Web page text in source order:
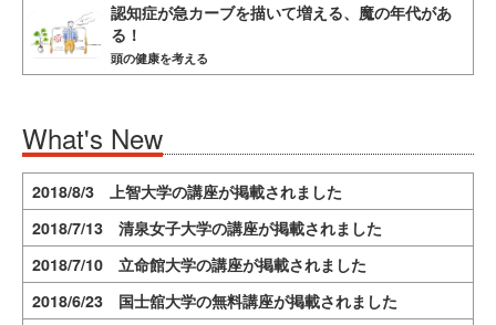
認知症が急カーブを描いて増える、魔の年代があ
る！
頭の健康を考える
What's New
2018/8/3 上智大学の講座が掲載されました
2018/7/13 清泉女子大学の講座が掲載されました
2018/7/10 立命館大学の講座が掲載されました
2018/6/23 国士舘大学の無料講座が掲載されました